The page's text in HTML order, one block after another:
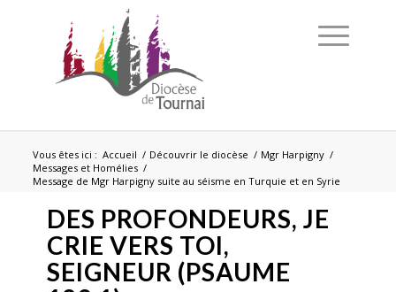
Vous êtes ici : Accueil / Découvrir le diocèse / Mgr Harpigny /
Messages et Homélies /
Message de Mgr Harpigny suite au séisme en Turquie et en Syrie
DES PROFONDEURS, JE
CRIE VERS TOI,
SEIGNEUR (PSAUME